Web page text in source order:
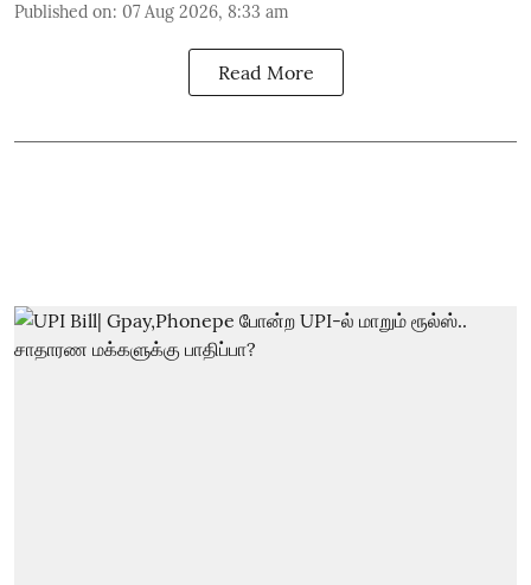
Published on: 07 Aug 2026, 8:33 am
Read More